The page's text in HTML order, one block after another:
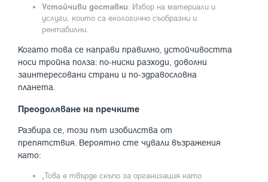
Устойчиви доставки: Избор на материали и
услуги, които са екологично съобразни и
рентабилни.
Когато това се направи правилно, устойчивостта
носи тройна полза: по-ниски разходи, доволни
заинтересовани страни и по-здравословна
планета.
Преодоляване на пречките
Разбира се, този път изобилства от
препятствия. Вероятно сте чували възражения
като:
„Това е твърде скъпо за организация като